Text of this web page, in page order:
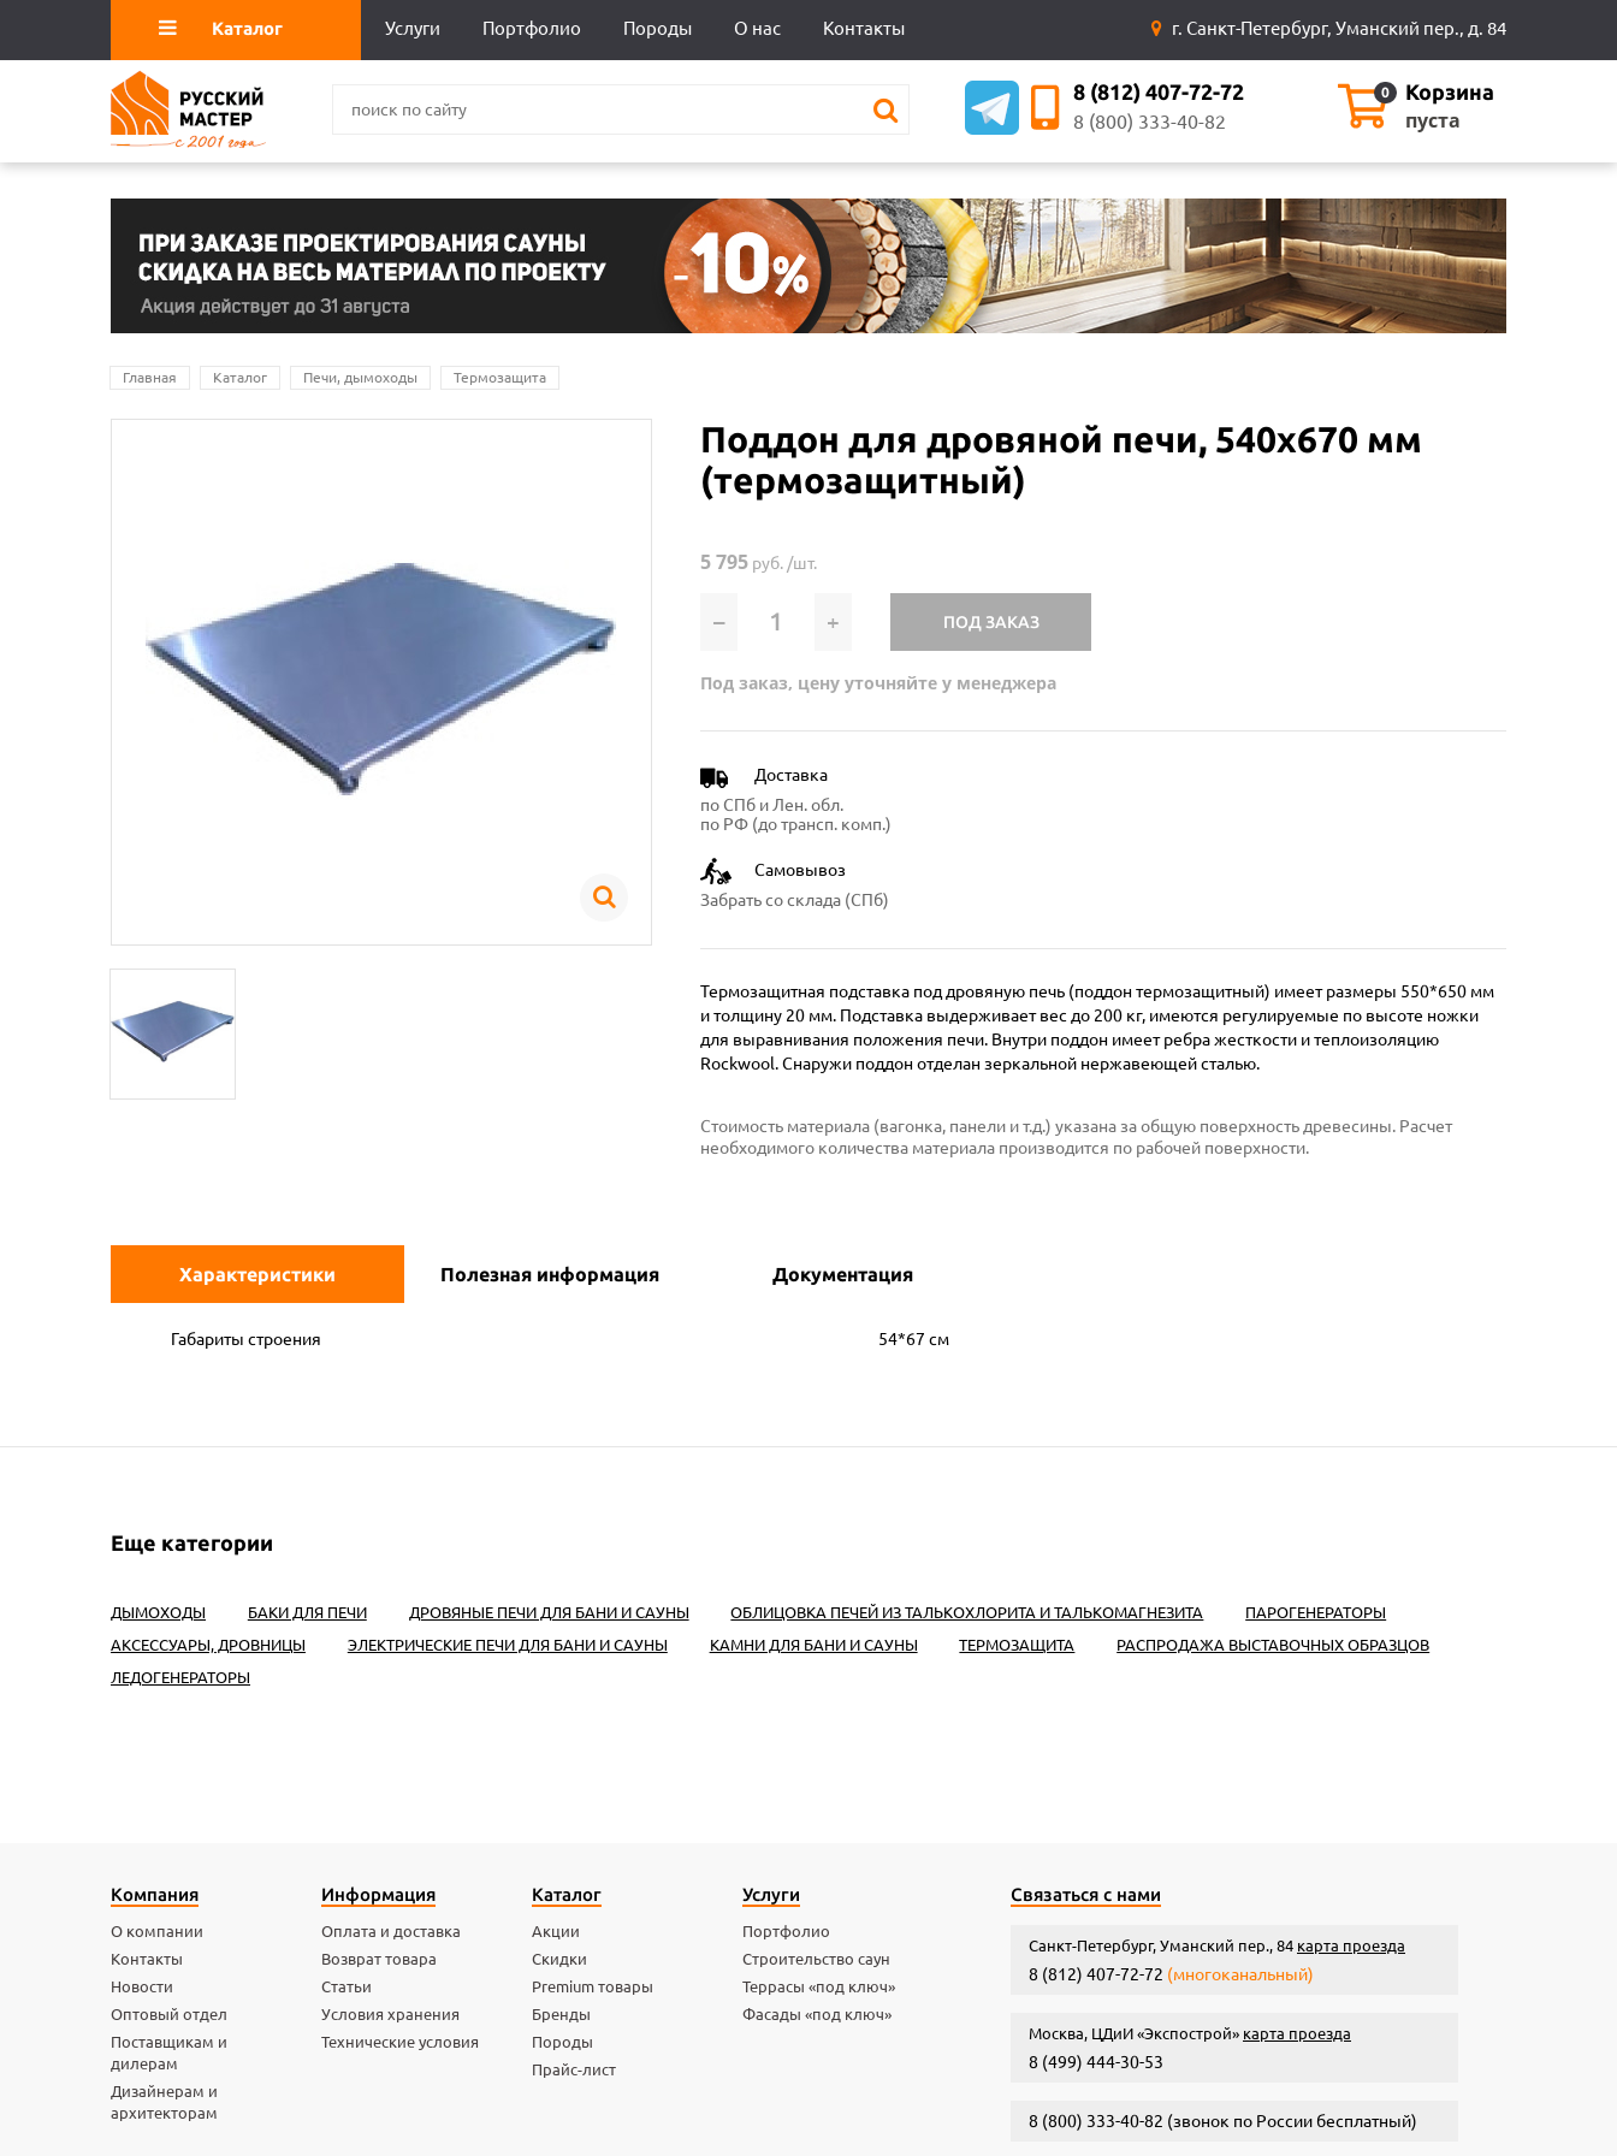
Каталог Услуги Портфолио Породы О нас Контакты г. Санкт-Петербург, Уманский пер., д. 84
Корзина
0
пуста
8 (812) 407-72-72
8 (800) 333-40-82
Главная Каталог Печи, дымоходы Термозащита
Поддон для дровяной печи, 540х670 мм
(термозащитный)
5 795 руб. /шт.
– + ПОД ЗАКАЗ
Под заказ, цену уточняйте у менеджера
Доставка
по СПб и Лен. обл.
по РФ (до трансп. комп.)
Самовывоз
Забрать со склада (СПб)
Термозащитная подставка под дровяную печь (поддон термозащитный) имеет размеры 550*650 мм
и толщину 20 мм. Подставка выдерживает вес до 200 кг, имеются регулируемые по высоте ножки
для выравнивания положения печи. Внутри поддон имеет ребра жесткости и теплоизоляцию
Rockwool. Снаружи поддон отделан зеркальной нержавеющей сталью.
Стоимость материала (вагонка, панели и т.д.) указана за общую поверхность древесины. Расчет
необходимого количества материала производится по рабочей поверхности.
Характеристики Полезная информация Документация
Габариты строения 54*67 см
Еще категории
ДЫМОХОДЫ БАКИ ДЛЯ ПЕЧИ ДРОВЯНЫЕ ПЕЧИ ДЛЯ БАНИ И САУНЫ ОБЛИЦОВКА ПЕЧЕЙ ИЗ ТАЛЬКОХЛОРИТА И ТАЛЬКОМАГНЕЗИТА
ПАРОГЕНЕРАТОРЫ
АКСЕССУАРЫ, ДРОВНИЦЫ
ЭЛЕКТРИЧЕСКИЕ ПЕЧИ ДЛЯ БАНИ И САУНЫ КАМНИ ДЛЯ БАНИ И САУНЫ ТЕРМОЗАЩИТА
РАСПРОДАЖА ВЫСТАВОЧНЫХ ОБРАЗЦОВ
ЛЕДОГЕНЕРАТОРЫ
Компания
О компании
Контакты
Новости
Оптовый отдел
Поставщикам и
дилерам
Дизайнерам и
архитекторам
Информация
Оплата и доставка
Возврат товара
Статьи
Условия хранения
Технические условия
Каталог
Акции
Скидки
Premium товары
Бренды
Породы
Прайс-лист
Услуги
Портфолио
Строительство саун
Террасы «под ключ»
Фасады «под ключ»
Связаться с нами
Санкт-Петербург, Уманский пер., 84 карта проезда
8 (812) 407-72-72 (многоканальный)
Москва, ЦДиИ «Экспострой» карта проезда
8 (499) 444-30-53
8 (800) 333-40-82 (звонок по России бесплатный)